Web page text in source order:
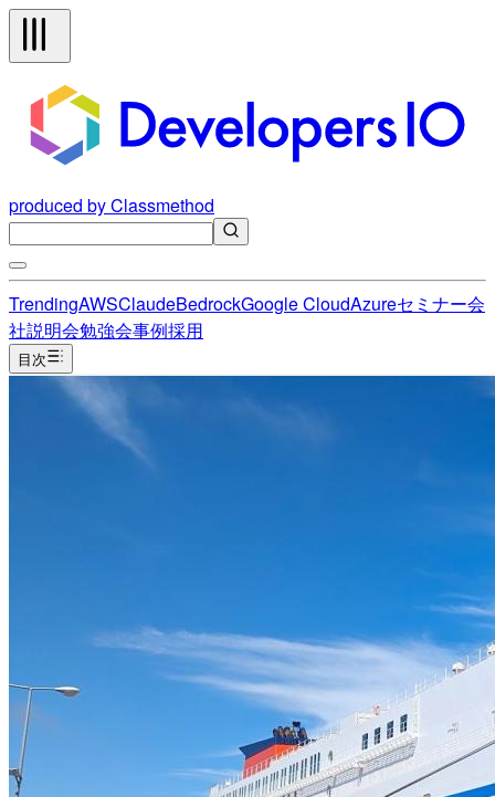
produced by Classmethod
TrendingAWSClaudeBedrockGoogle CloudAzureセミナー会
社説明会勉強会事例採用
目次